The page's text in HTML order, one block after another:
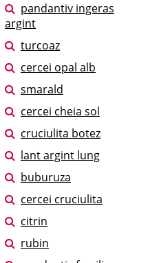
pandantiv ingeras
argint
turcoaz
cercei opal alb
smarald
cercei cheia sol
cruciulita botez
lant argint lung
buburuza
cercei cruciulita
citrin
rubin